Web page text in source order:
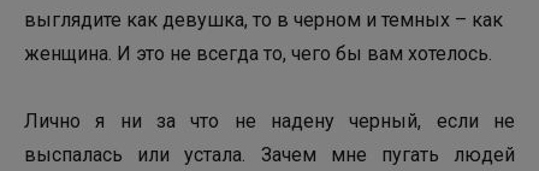
выглядите как девушка, то в черном и темных – как
женщина. И это не всегда то, чего бы вам хотелось.
Лично я ни за что не надену черный, если не
выспалась или устала. Зачем мне пугать людей